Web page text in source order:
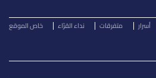
أسرار متفرقات نداء القرّاء خاص الموقع